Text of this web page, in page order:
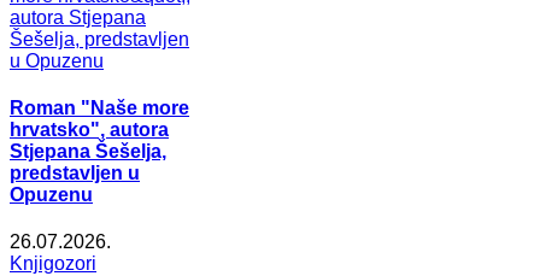
Roman "Naše more
hrvatsko", autora
Stjepana Šešelja,
predstavljen u
Opuzenu
26.07.2026.
Knjigozori